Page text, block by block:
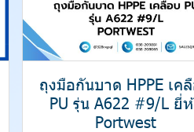
ถุงมือกันบาด HPPE เค
PU รุ่น A622 #9/L ยี่
Portwest